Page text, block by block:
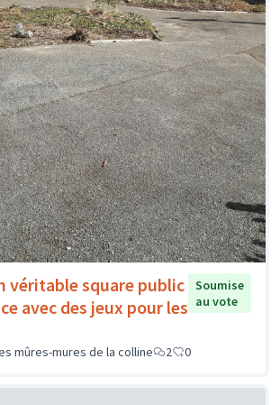
véritable square public
avec des jeux pour les
Soumise
au vote
mûres-mures de la colline 2 0